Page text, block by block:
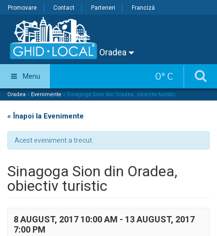
Promovare Contact Parteneri Franciză
Oradea
0° C
Menu
Oradea » Evenimente » Sinagoga Sion din Oradea, obiectiv turistic
« Înapoi la Evenimente
Acest eveniment a trecut.
Sinagoga Sion din Oradea,
obiectiv turistic
8 AUGUST, 2017 10:00 AM - 13 AUGUST, 2017
7:00 PM